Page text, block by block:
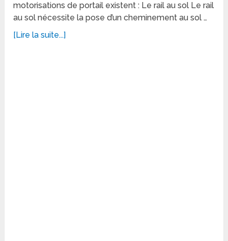
motorisations de portail existent : Le rail au sol Le rail
au sol nécessite la pose d’un cheminement au sol …
[Lire la suite...]